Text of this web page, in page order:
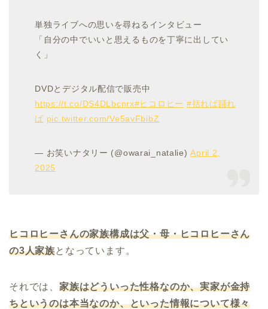
単独ライブへの思いを尋ねるインタビュー
「自分の中でいいと思えるものを丁寧に出してい
く」
DVDとデジタル配信で販売中
https://t.co/DS4DLbcnrx#ヒコロヒー #括れば踊れ
ば pic.twitter.com/Ve5avFbibZ
— お笑いナタリー (@owarai_natalie)April 2,
2025
ヒコロヒーさんの家族構成は父・母・ヒコロヒーさん
の3人家族となっています。
それでは、 家族はどういった性格なのか、実家が金持
ちというのは本当なのか、といった情報について様々